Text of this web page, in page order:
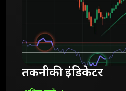
तकनीकी इंडिकेटर